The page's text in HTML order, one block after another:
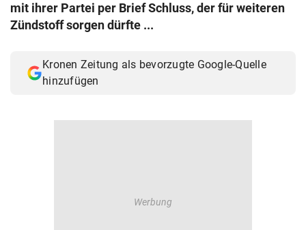
mit ihrer Partei per Brief Schluss, der für weiteren
Zündstoff sorgen dürfte ...
Kronen Zeitung als bevorzugte Google-Quelle
hinzufügen